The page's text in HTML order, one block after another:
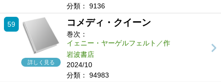
分類：
9136
59
詳しく見る
コメディ・クイーン
巻次：
イェニー・ヤーゲルフェルト／作
岩波書店
2024/10
分類：
94983